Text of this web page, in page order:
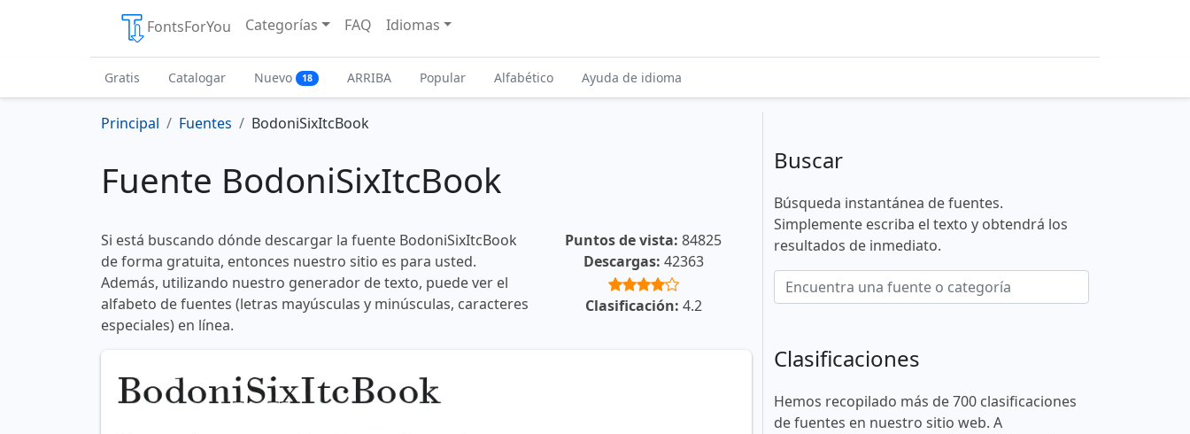
FontsForYou Categorías FAQ Idiomas
Gratis Catalogar Nuevo 18 ARRIBA Popular Alfabético Ayuda de idioma
Principal Fuentes BodoniSixItcBook
Fuente BodoniSixItcBook
Si está buscando dónde descargar la fuente BodoniSixItcBook
de forma gratuita, entonces nuestro sitio es para usted.
Además, utilizando nuestro generador de texto, puede ver el
alfabeto de fuentes (letras mayúsculas y minúsculas, caracteres
especiales) en línea.
Puntos de vista: 84825
Descargas: 42363
Clasificación: 4.2
Buscar
Búsqueda instantánea de fuentes.
Simplemente escriba el texto y obtendrá los
resultados de inmediato.
Clasificaciones
Hemos recopilado más de 700 clasificaciones
de fuentes en nuestro sitio web. A